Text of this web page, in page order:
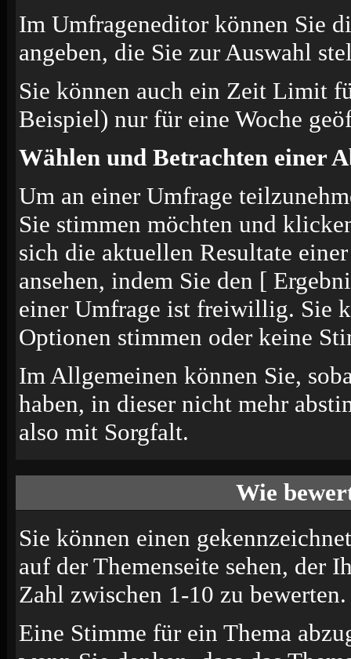
Im Umfrageneditor können Sie
angeben, die Sie zur Auswahl
Sie können auch ein Zeit Limit
Beispiel) nur für eine Woche
Wählen und Betrachten einer
Um an einer Umfrage
Sie stimmen möchten und
sich die aktuellen Resultate
ansehen, indem Sie den [
einer Umfrage ist freiwillig. Sie
Optionen stimmen oder keine
Im Allgemeinen können Sie,
haben, in dieser nicht mehr
also mit Sorgfalt.
Wie
Sie können einen
auf der Themenseite sehen, der
Zahl zwischen 1-10 zu bewerten.
Eine Stimme für ein Thema